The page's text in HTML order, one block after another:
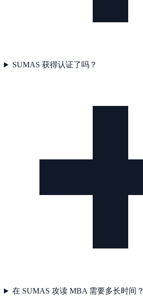
SUMAS 获得认证了吗？
在 SUMAS 攻读 MBA 需要多长时间？